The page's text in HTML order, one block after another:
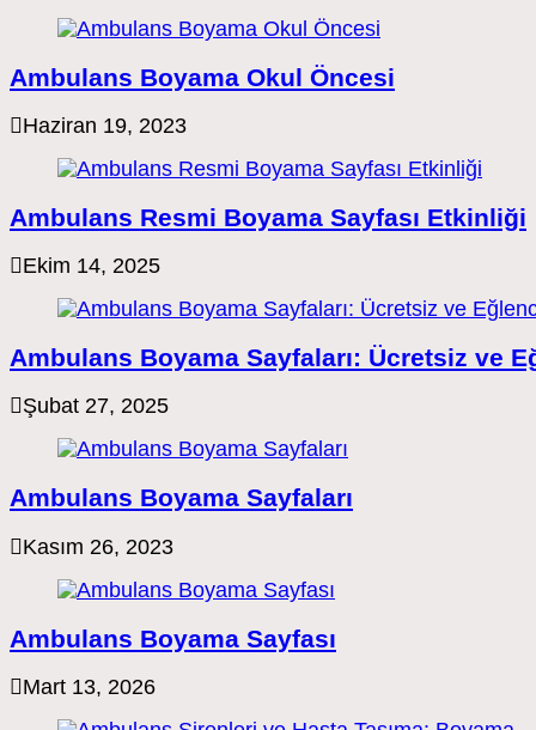
Ambulans Boyama Okul Öncesi
Haziran 19, 2023
Ambulans Resmi Boyama Sayfası Etkinliği
Ekim 14, 2025
Ambulans Boyama Sayfaları: Ücretsiz ve
Şubat 27, 2025
Ambulans Boyama Sayfaları
Kasım 26, 2023
Ambulans Boyama Sayfası
Mart 13, 2026